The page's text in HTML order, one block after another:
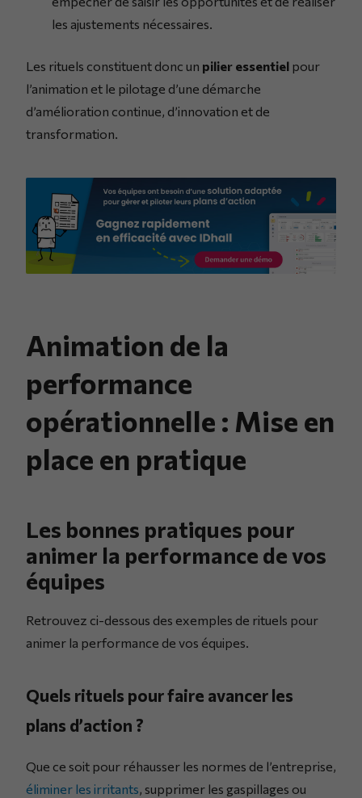
les ajustements nécessaires.
Les rituels constituent donc un pilier essentiel pour
l’animation et le pilotage d’une démarche
d’amélioration continue, d’innovation et de
transformation.
Animation de la
performance
opérationnelle : Mise en
place en pratique
Les bonnes pratiques pour
animer la performance de vos
équipes
Retrouvez ci-dessous des exemples de rituels pour
animer la performance de vos équipes.
Quels rituels pour faire avancer les
plans d’action ?
Que ce soit pour réhausser les normes de l’entreprise,
éliminer les irritants, supprimer les gaspillages ou